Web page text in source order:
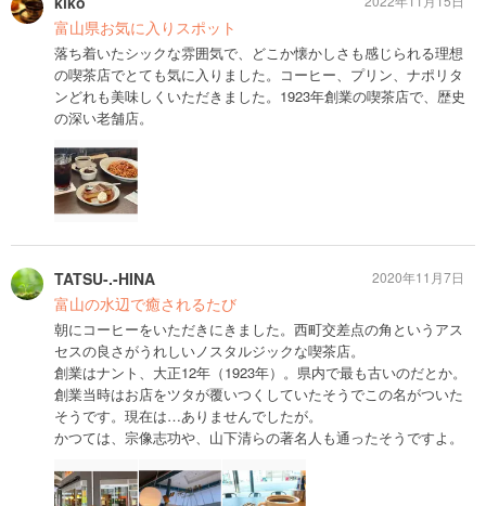
富山県お気に入りスポット
落ち着いたシックな雰囲気で、どこか懐かしさも感じられる理想
の喫茶店でとても気に入りました。コーヒー、プリン、ナポリタ
ンどれも美味しくいただきました。1923年創業の喫茶店で、歴史
の深い老舗店。
TATSU-.-HINA
富山の水辺で癒されるたび
朝にコーヒーをいただきにきました。西町交差点の角というアス
セスの良さがうれしいノスタルジックな喫茶店。
創業はナント、大正12年（1923年）。県内で最も古いのだとか。
創業当時はお店をツタが覆いつくしていたそうでこの名がついた
そうです。現在は…ありませんでしたが。
かつては、宗像志功や、山下清らの著名人も通ったそうですよ。
2020年11月7日